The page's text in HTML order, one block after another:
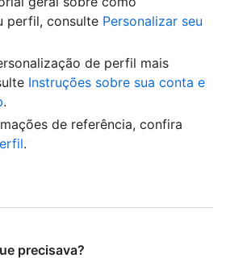
perfil, consulte Personalizar seu
de perfil mais
Instruções sobre sua conta e
.
de referência, confira
.
precisava?